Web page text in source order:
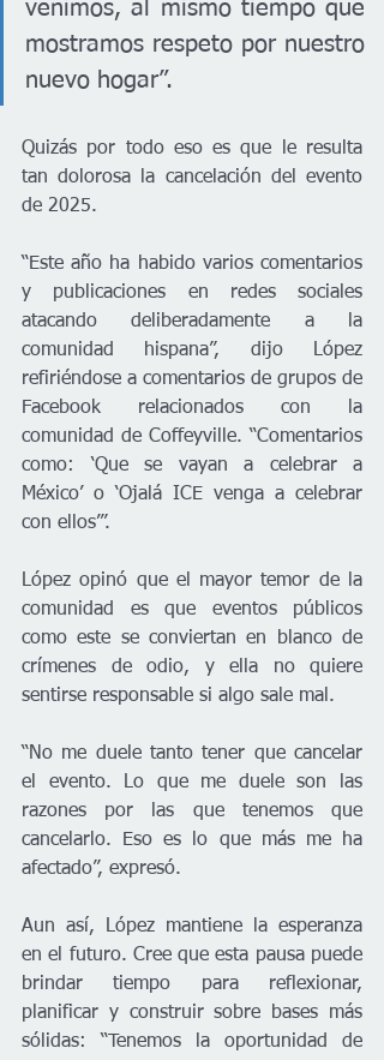
venimos, al mismo tiempo que
mostramos respeto por nuestro
nuevo hogar”.
Quizás por todo eso es que le resulta
tan dolorosa la cancelación del evento
de 2025.
“Este año ha habido varios comentarios
y publicaciones en redes sociales
atacando deliberadamente a la
comunidad hispana”, dijo López
refiriéndose a comentarios de grupos de
Facebook relacionados con la
comunidad de Coffeyville. “Comentarios
como: ‘Que se vayan a celebrar a
México’ o ‘Ojalá ICE venga a celebrar
con ellos’”.
López opinó que el mayor temor de la
comunidad es que eventos públicos
como este se conviertan en blanco de
crímenes de odio, y ella no quiere
sentirse responsable si algo sale mal.
“No me duele tanto tener que cancelar
el evento. Lo que me duele son las
razones por las que tenemos que
cancelarlo. Eso es lo que más me ha
afectado”, expresó.
Aun así, López mantiene la esperanza
en el futuro. Cree que esta pausa puede
brindar tiempo para reflexionar,
planificar y construir sobre bases más
sólidas: “Tenemos la oportunidad de